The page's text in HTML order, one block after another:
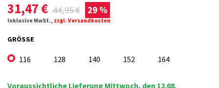
31,47 € 44,95€ 29 %
Inklusive MwSt., zzgl. Versandkosten
GRÖSSE
116 128 140 152 164
Voraussichtliche Lieferung Mittwoch, den 12.08.